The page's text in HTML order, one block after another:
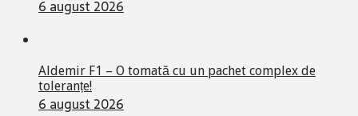
6 august 2026
Aldemir F1 – O tomată cu un pachet complex de
toleranțe!
6 august 2026